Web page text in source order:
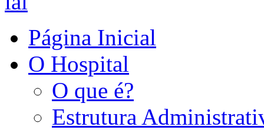
Página Inicial
O Hospital
O que é?
Estrutura